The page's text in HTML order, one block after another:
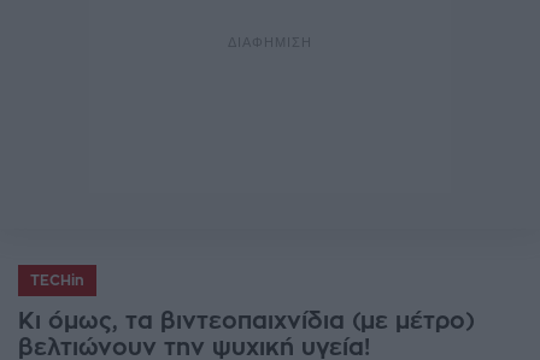
TECHin
Κι όμως, τα βιντεοπαιχνίδια (με μέτρο)
βελτιώνουν την ψυχική υγεία!